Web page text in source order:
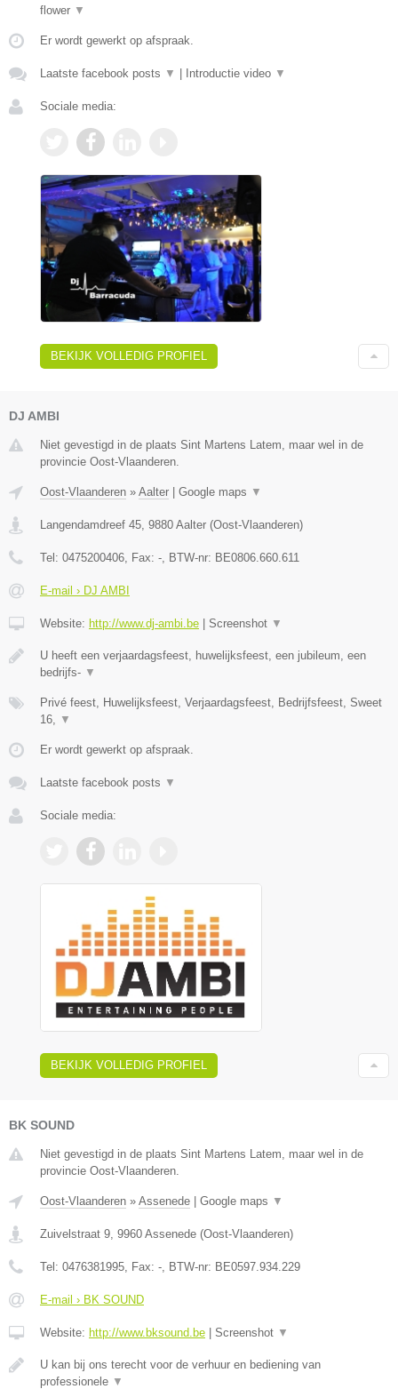
flower ▼
Er wordt gewerkt op afspraak.
Laatste facebook posts ▼ Introductie video ▼
Sociale media:
BEKIJK VOLLEDIG PROFIEL
DJ AMBI
Niet gevestigd in de plaats Sint Martens Latem, maar wel in de
provincie Oost-Vlaanderen.
Oost-Vlaanderen » Aalter Google maps ▼
Langendamdreef 45 9880 Aalter (Oost-Vlaanderen)
Tel: 0475200406 , Fax: - , BTW-nr: BE0806.660.611
E-mail › DJ AMBI
Website: http://www.dj-ambi.be Screenshot ▼
U heeft een verjaardagsfeest, huwelijksfeest, een jubileum, een
bedrijfs- ▼
Privé feest, Huwelijksfeest, Verjaardagsfeest, Bedrijfsfeest, Sweet
16,
▼
Er wordt gewerkt op afspraak.
Laatste facebook posts ▼
Sociale media:
BEKIJK VOLLEDIG PROFIEL
BK SOUND
Niet gevestigd in de plaats Sint Martens Latem, maar wel in de
provincie Oost-Vlaanderen.
Oost-Vlaanderen » Assenede | Google maps ▼
Zuivelstraat 9 9960 Assenede (Oost-Vlaanderen)
Tel: 0476381995 , Fax: - , BTW-nr: BE0597.934.229
E-mail › BK SOUND
Website: http://www.bksound.be | Screenshot ▼
U kan bij ons terecht voor de verhuur en bediening van
professionele ▼